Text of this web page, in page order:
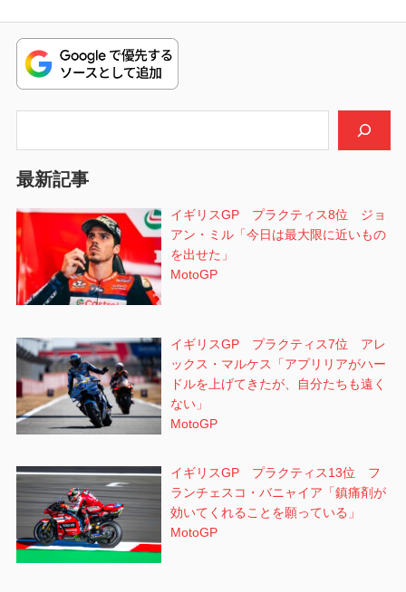
ビ
ゲ
ー
ン
稿:
最新記事
イギリスGP プラクティス8位 ジョ
アン・ミル「今日は最大限に近いもの
を出せた」
MotoGP
イギリスGP プラクティス7位 アレ
ックス・マルケス「アプリリアがハー
ドルを上げてきたが、自分たちも遠く
ない」
MotoGP
イギリスGP プラクティス13位 フ
ランチェスコ・バニャイア「鎮痛剤が
効いてくれることを願っている」
MotoGP